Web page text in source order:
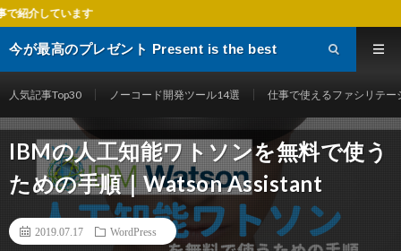
今が最高のプレゼント Present is the best
人気記事Top30 ノーコード開発ツール14選 仕事で使えるファシリテー
IBMの人工知能ワトソンを無料で使う
ための手順｜Watson Assistant
2019.07.17 WordPress